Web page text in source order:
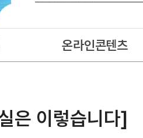
온라인콘텐츠
은 이렇습니다]